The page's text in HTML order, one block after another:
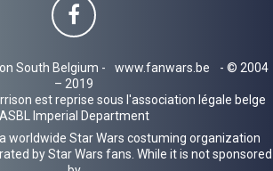
South Belgium - www.fanwars.be
- © 2004
– 2019
est reprise sous l'association légale belge
ASBL Imperial Department
worldwide Star Wars costuming organization
by Star Wars fans. While it is not sponsored